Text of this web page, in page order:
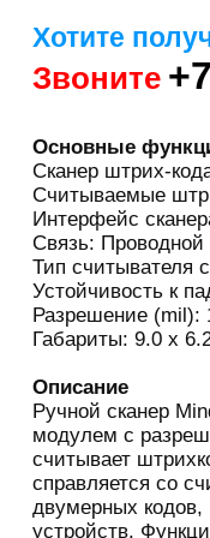
Хотите
Звоните
Основные
Сканер штрих-
Считываемые
Интерфейс
Связь: Проводной
Тип считывателя
Устойчивость к
Разрешение (mil):
Габариты: 9.0 x
Описание
Ручной сканер
модулем с
считывает
справляется со
двумерных
устройств.